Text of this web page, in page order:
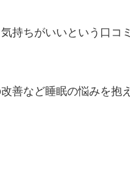
持ちがいいという口コ
善など睡眠の悩みを抱